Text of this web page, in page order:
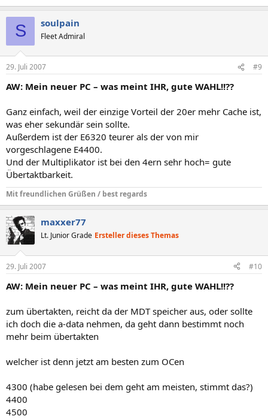
S soulpain
Fleet Admiral
29. Juli 2007 #9
AW: Mein neuer PC – was meint IHR, gute WAHL!!??
Ganz einfach, weil der einzige Vorteil der 20er mehr Cache ist,
was eher sekundär sein sollte.
Außerdem ist der E6320 teurer als der von mir
vorgeschlagene E4400.
Und der Multiplikator ist bei den 4ern sehr hoch= gute
Übertaktbarkeit.
Mit freundlichen Grüßen / best regards
maxxer77
Lt. Junior Grade Ersteller dieses Themas
29. Juli 2007 #10
AW: Mein neuer PC – was meint IHR, gute WAHL!!??
zum übertakten, reicht da der MDT speicher aus, oder sollte
ich doch die a-data nehmen, da geht dann bestimmt noch
mehr beim übertakten
welcher ist denn jetzt am besten zum OCen
4300 (habe gelesen bei dem geht am meisten, stimmt das?)
4400
4500